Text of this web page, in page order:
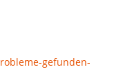
gefunden-